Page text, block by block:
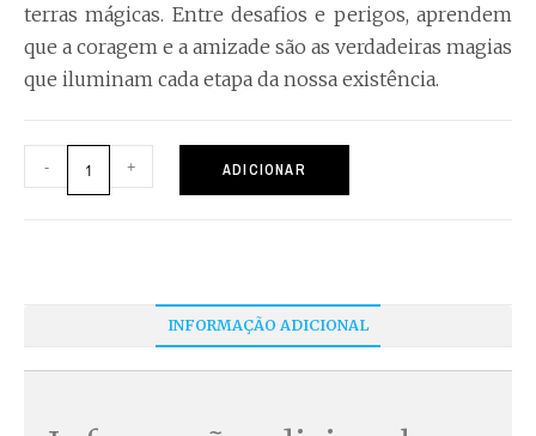
terras mágicas. Entre desafios e perigos, aprendem
que a coragem e a amizade são as verdadeiras magias
que iluminam cada etapa da nossa existência.
- + ADICIONAR
INFORMAÇÃO ADICIONAL